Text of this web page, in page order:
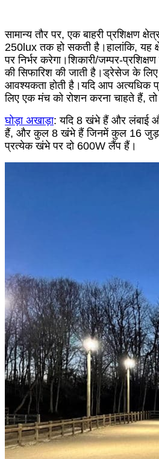
सामान्य तौर पर, एक बाहरी प्रशिक्षण
250lux तक हो सकती है।हालांकि,
पर निर्भर करेगा।शिकारी/जम्पर-
की सिफारिश की जाती है।ड्रेसेज के
आवश्यकता होती है।यदि आप अत्यधिक
लिए एक मंच को रोशन करना चाहते हैं,
घोड़ा अखाड़ा: यदि 8 खंभे हैं और लंबाई
हैं, और कुल 8 खंभे हैं जिनमें कुल 16
प्रत्येक खंभे पर दो 600W लैंप हैं।